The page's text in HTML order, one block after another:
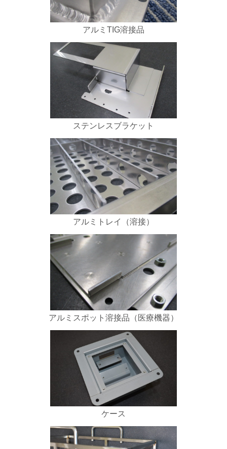
アルミTIG溶接品
ステンレスブラケット
アルミトレイ（溶接）
アルミスポット溶接品（医療機器）
ケース